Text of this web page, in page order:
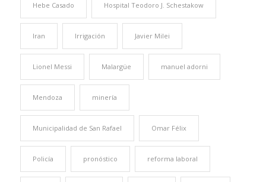
Hebe Casado Hospital Teodoro J. Schestakow
Iran Irrigación Javier Milei
Lionel Messi Malargüe manuel adorni
Mendoza minería
Municipalidad de San Rafael Omar Félix
Policía pronóstico reforma laboral